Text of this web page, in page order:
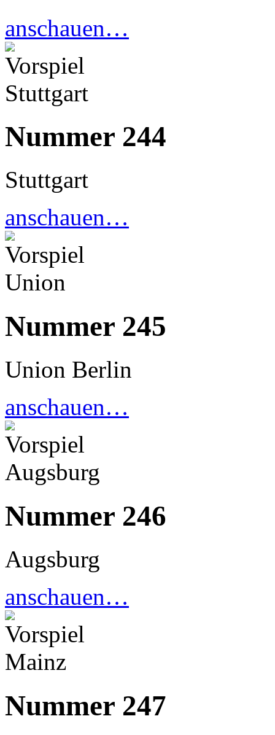
anschauen…
Nummer 244
Stuttgart
anschauen…
Nummer 245
Union Berlin
anschauen…
Nummer 246
Augsburg
anschauen…
Nummer 247